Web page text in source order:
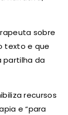
sobre
texto e que
partilha da
recursos
e “para